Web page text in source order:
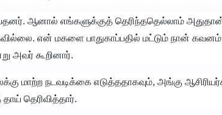
ஆனால் எங்களுக்குத் தெரிந்ததெல்லாம்
என் மகளை பாதுகாப்பதில் மட்டும் நான் கவனம்
அவர் கூறினார்.
மாற்ற நடவடிக்கை எடுத்ததாகவும், அங்கு
தெரிவித்தார்.